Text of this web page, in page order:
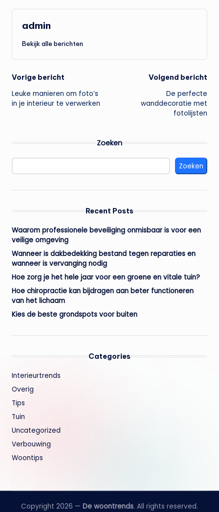
admin
Bekijk alle berichten
Bericht
navigatie
Vorige bericht
Leuke manieren om foto’s
in je interieur te verwerken
Volgend bericht
De perfecte
wanddecoratie met
fotolijsten
Zoeken
Zoeken
Recent Posts
Waarom professionele beveiliging onmisbaar is voor een
veilige omgeving
Wanneer is dakbedekking bestand tegen reparaties en
wanneer is vervanging nodig
Hoe zorg je het hele jaar voor een groene en vitale tuin?
Hoe chiropractie kan bijdragen aan beter functioneren
van het lichaam
Kies de beste grondspots voor buiten
Categories
Interieurtrends
Overig
Tips
Tuin
Uncategorized
Verbouwing
Woontips
Copyright 2026 — De woontrends. All rights reserved.